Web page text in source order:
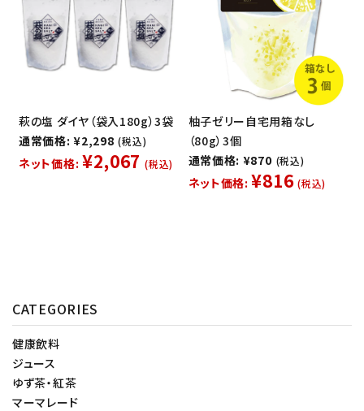
萩の塩 ダイヤ（袋入180g）3袋
通常価格: ¥2,298 (税込)
ネット価格: ¥2,067 (税込)
柚子ゼリー自宅用箱なし
（80g）3個
通常価格: ¥870 (税込)
ネット価格: ¥816 (税込)
CATEGORIES
健康飲料
ジュース
ゆず茶・紅茶
マーマレード